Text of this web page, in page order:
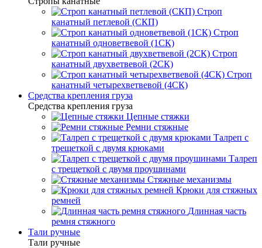
Строп
канатный петлевой (СКП)
Строп
канатный одноветвевой (1СК)
Строп
канатный двухветвевой (2СК)
Строп
канатный четырехветвевой (4СК)
Средства крепления груза
Средства крепления груза
Цепные стяжки
Ремни стяжные
Талреп с
трещеткой с двумя крюками
Талреп
с трещеткой с двумя проушинами
Стяжные механизмы
Крюки для стяжных
ремней
Длинная часть
ремня стяжного
Тали ручные
Тали ручные